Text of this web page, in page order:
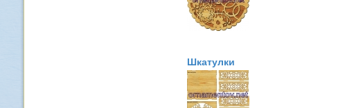
Шкатулки